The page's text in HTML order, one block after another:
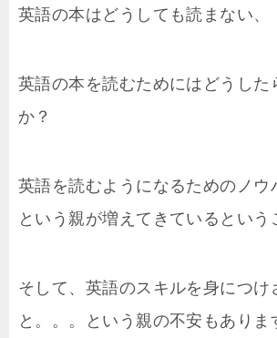
英語の本はどうしても読まない、
英語の本を読むためにはどうした
か？
英語を読むようになるためのノウ
という親が増えてきているという
そして、英語のスキルを身につけ
と。。。という親の不安もありま